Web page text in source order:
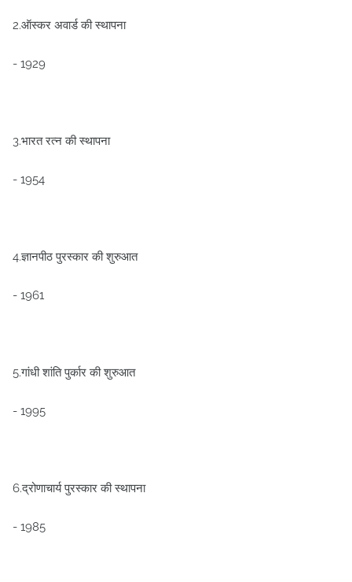
2.ऑस्कर अवार्ड की स्थापना
- 1929
3.भारत रत्न की स्थापना
- 1954
4.ज्ञानपीठ पुरस्कार की शुरुआत
- 1961
5.गांधी शांति पुर्कार की शुरुआत
- 1995
6.द्रोणाचार्य पुरस्कार की स्थापना
- 1985